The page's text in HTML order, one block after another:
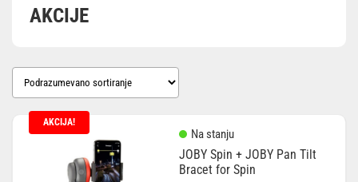
AKCIJE
AKCIJA!
Na stanju
JOBY Spin + JOBY Pan Tilt
Bracet for Spin